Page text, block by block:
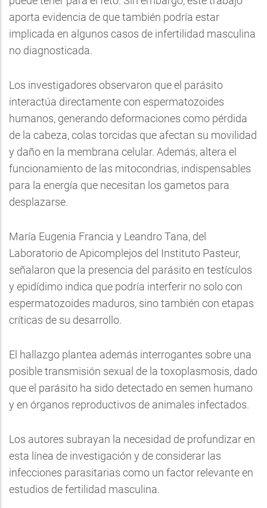
aporta evidencia de que también podría estar
implicada en algunos casos de infertilidad masculina
no diagnosticada.
Los investigadores observaron que el parásito
interactúa directamente con espermatozoides
humanos, generando deformaciones como pérdida
de la cabeza, colas torcidas que afectan su movilidad
y daño en la membrana celular. Además, altera el
funcionamiento de las mitocondrias, indispensables
para la energía que necesitan los gametos para
desplazarse.
María Eugenia Francia y Leandro Tana, del
Laboratorio de Apicomplejos del Instituto Pasteur,
señalaron que la presencia del parásito en testículos
y epidídimo indica que podría interferir no solo con
espermatozoides maduros, sino también con etapas
críticas de su desarrollo.
El hallazgo plantea además interrogantes sobre una
posible transmisión sexual de la toxoplasmosis, dado
que el parásito ha sido detectado en semen humano
y en órganos reproductivos de animales infectados.
Los autores subrayan la necesidad de profundizar en
esta línea de investigación y de considerar las
infecciones parasitarias como un factor relevante en
estudios de fertilidad masculina.